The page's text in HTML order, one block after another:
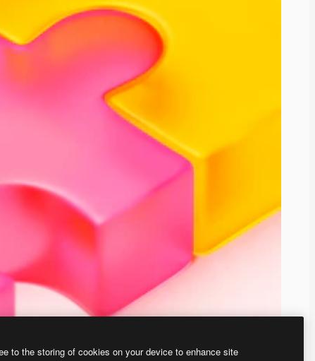
to the storing of cookies on your device to enhance site